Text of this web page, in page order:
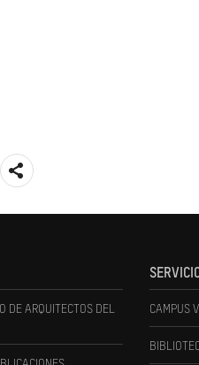
DE ARQUITECTOS DEL
CAMPUS